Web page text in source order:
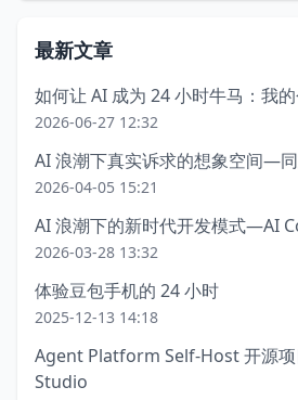
最新文章
如何让 AI 成为 24 小时牛马：我
2026-06-27 12:32
AI 浪潮下真实诉求的想象空间—
2026-04-05 15:21
AI 浪潮下的新时代开发模式—AI
2026-03-28 13:32
体验豆包手机的 24 小时
2025-12-13 14:18
Agent Platform Self-Host 开源项
Studio